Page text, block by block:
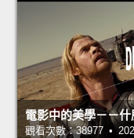
電影中的美學－－
觀看次數：38977 •